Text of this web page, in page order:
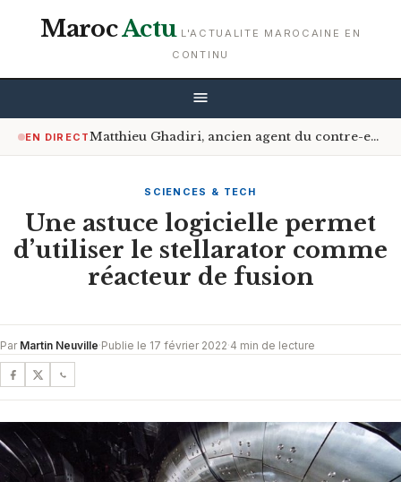
MarocActu L'ACTUALITE MAROCAINE EN
CONTINU
EN DIRECT Matthieu Ghadiri, ancien agent du contre-espionnage français, dévoile les liens entre le régime des Mollahs, le Polisario, le Hezbollah et l’Algérie
SCIENCES & TECH
Une astuce logicielle permet
d’utiliser le stellarator comme
réacteur de fusion
Par Martin Neuville·Publie le 17 février 2022·4 min de lecture